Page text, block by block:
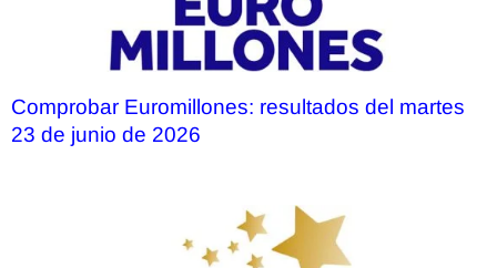
Comprobar Euromillones: resultados del martes
23 de junio de 2026